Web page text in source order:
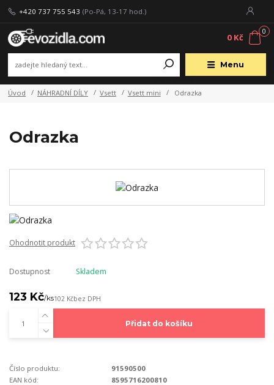
Menu
+420 737 755 543 (Po-Pá, 13-17 hod.)
0
0 Kč
Úvod NÁHRADNÍ DÍLY Vsett Vsett mini Odrazka
Odrazka
Ohodnotit produkt
Dostupnost Skladem
123 Kč/ks102 Kčbez DPH
Přidat do košíku
Číslo produktu:
91590500
EAN kód:
8595716200810